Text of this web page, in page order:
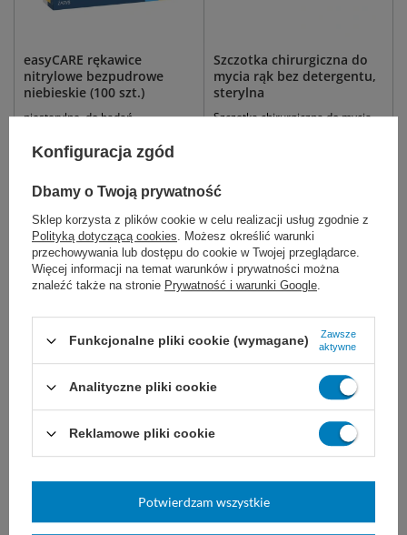
easyCARE rękawice
nitrylowe bezpudrowe
niebieskie (100 szt.)
niesterylne, do badań
Dostępny
DO KOSZYKA
Szczotka chirurgiczna do
mycia rąk bez detergentu,
sterylna
Szczotka chirurgiczna do mycia
DO KOSZYKA
NITRYLEX BLACK rękawice
nitrylowe bezpudrowe
czarne (100 szt.)
Rękawice nitrylowe bezpudrowe
czarne. Popularne w salonach
Konfiguracja zgód
Dbamy o Twoją prywatność
Sklep korzysta z plików cookie w celu realizacji usług zgodnie z
Polityką dotyczącą cookies. Możesz określić warunki
przechowywania lub dostępu do cookie w Twojej przeglądarce.
Więcej informacji na temat warunków i prywatności można
znaleźć także na stronie Prywatność i warunki Google.
Funkcjonalne pliki cookie (wymagane)
Zawsze
aktywne
Analityczne pliki cookie
Reklamowe pliki cookie
Potwierdzam wszystkie